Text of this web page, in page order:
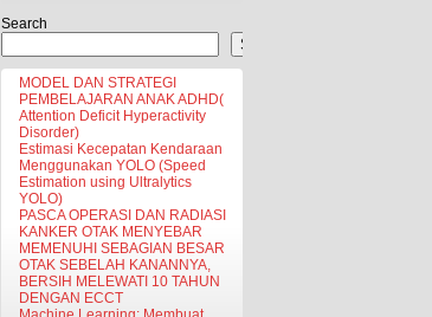
Search
Search
MODEL DAN STRATEGI
PEMBELAJARAN ANAK ADHD(
Attention Deficit Hyperactivity
Disorder)
Estimasi Kecepatan Kendaraan
Menggunakan YOLO (Speed
Estimation using Ultralytics
YOLO)
PASCA OPERASI DAN RADIASI
KANKER OTAK MENYEBAR
MEMENUHI SEBAGIAN BESAR
OTAK SEBELAH KANANNYA,
BERSIH MELEWATI 10 TAHUN
DENGAN ECCT